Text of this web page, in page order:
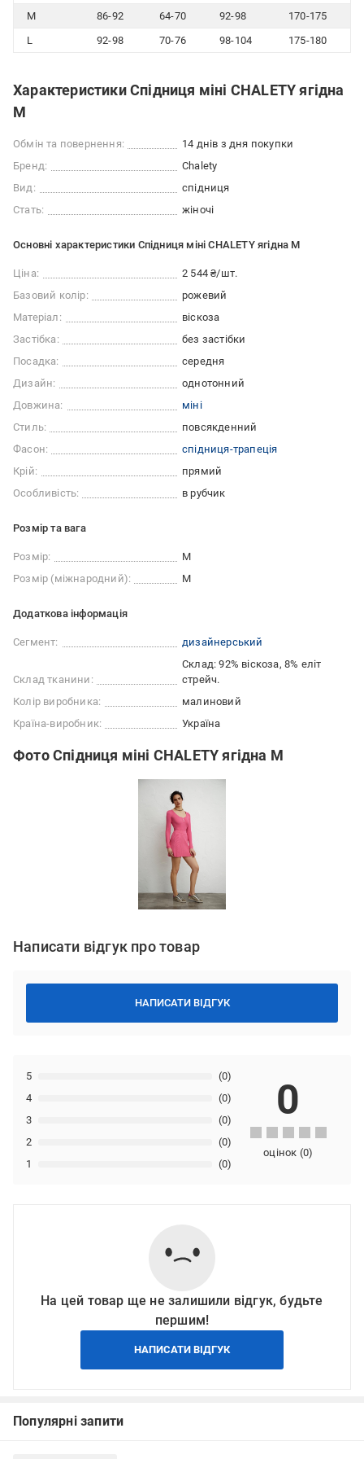
M 86-92 64-70 92-98
170-175
L
92-98 70-76 98-104 175-180
Характеристики Спідниця міні CHALETY ягідна
M
Обмін та повернення:
14 днів з дня покупки
Бренд:
Chalety
Вид:
спідниця
Стать:
жіночі
Основні характеристики Спідниця міні CHALETY ягідна M
Ціна:
2 544 ₴/шт.
Базовий колір:
рожевий
Матеріал:
віскоза
Застібка:
без застібки
Посадка:
середня
Дизайн:
однотонний
Довжина:
міні
Стиль:
повсякденний
Фасон:
спідниця-трапеція
Крій:
прямий
Особливість:
в рубчик
Розмір та вага
Розмір:
M
Розмір (міжнародний):
M
Додаткова інформація
Сегмент: дизайнерський
Склад тканини:
Склад: 92% віскоза, 8% еліт
стрейч.
Колір виробника:
малиновий
Країна-виробник:
Україна
Фото Спідниця міні CHALETY ягідна M
Написати відгук про товар
НАПИСАТИ ВІДГУК
1 (0)
2 (0)
3 (0)
4 (0)
5 (0)
0
оцінок (0)
На цей товар ще не залишили відгук, будьте
першим!
НАПИСАТИ ВІДГУК
Популярні запити